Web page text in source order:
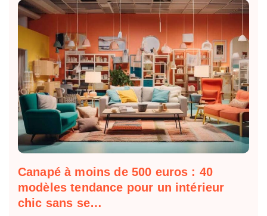
Canapé à moins de 500 euros : 40
modèles tendance pour un intérieur
chic sans se…